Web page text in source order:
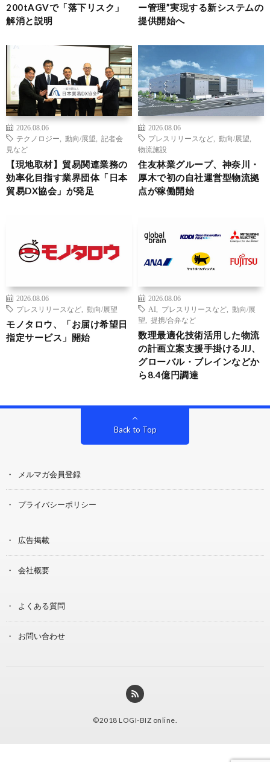
200tAGVで「落下リスク」
解消と説明
ー管理”実現する新システムの
提供開始へ
2026.08.06
テクノロジー
動向/展望
記者会
見など
【現地取材】貿易関連業務の
効率化目指す業界団体「日本
貿易DX協会」が発足
2026.08.06
プレスリリースなど
動向/展望
物流施設
住友林業グループ、神奈川・
厚木で初の自社運営型物流拠
点が稼働開始
2026.08.06
プレスリリースなど
動向/展望
モノタロウ、「お届け希望日
指定サービス」開始
2026.08.06
AI
プレスリリースなど
動向/展
望
提携/合弁など
数理最適化技術活用した物流
の計画立案支援手掛けるJIJ、
グローバル・ブレインなどか
ら8.4億円調達
Back to Top
メルマガ会員登録
プライバシーポリシー
広告掲載
会社概要
よくある質問
お問い合わせ
©2018 LOGI-BIZ online